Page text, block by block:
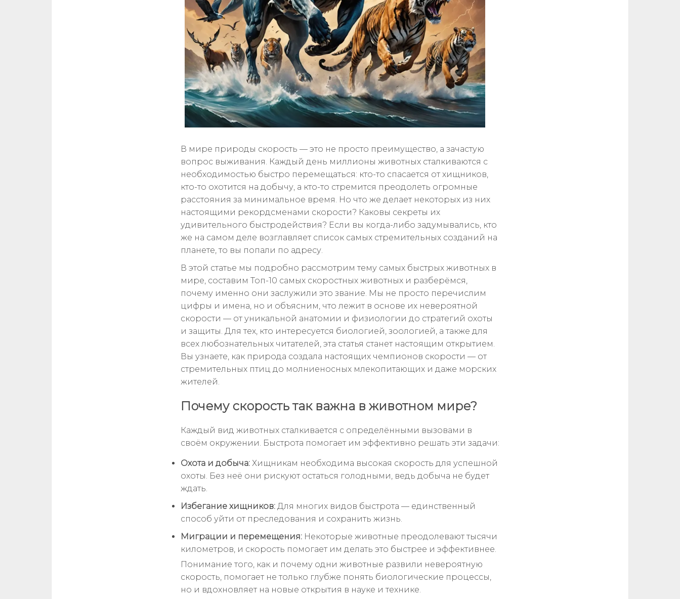
В мире природы скорость — это не просто преимущество, а зачастую
вопрос выживания. Каждый день миллионы животных сталкиваются с
необходимостью быстро перемещаться: кто-то спасается от хищников,
кто-то охотится на добычу, а кто-то стремится преодолеть огромные
расстояния за минимальное время. Но что же делает некоторых из них
настоящими рекордсменами скорости? Каковы секреты их
удивительного быстродействия? Если вы когда-либо задумывались, кто
же на самом деле возглавляет список самых стремительных созданий на
планете, то вы попали по адресу.
В этой статье мы подробно рассмотрим тему самых быстрых животных в
мире, составим Топ-10 самых скоростных животных и разберёмся,
почему именно они заслужили это звание. Мы не просто перечислим
цифры и имена, но и объясним, что лежит в основе их невероятной
скорости — от уникальной анатомии и физиологии до стратегий охоты
и защиты. Для тех, кто интересуется биологией, зоологией, а также для
всех любознательных читателей, эта статья станет настоящим открытием.
Вы узнаете, как природа создала настоящих чемпионов скорости — от
стремительных птиц до молниеносных млекопитающих и даже морских
жителей.
Почему скорость так важна в животном мире?
Каждый вид животных сталкивается с определёнными вызовами в
своём окружении. Быстрота помогает им эффективно решать эти задачи:
Охота и добыча: Хищникам необходима высокая скорость для успешной
охоты. Без неё они рискуют остаться голодными, ведь добыча не будет
ждать.
Избегание хищников: Для многих видов быстрота — единственный
способ уйти от преследования и сохранить жизнь.
Миграции и перемещения: Некоторые животные преодолевают тысячи
километров, и скорость помогает им делать это быстрее и эффективнее.
Понимание того, как и почему одни животные развили невероятную
скорость, помогает не только глубже понять биологические процессы,
но и вдохновляет на новые открытия в науке и технике.